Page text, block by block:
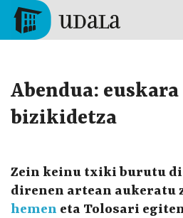
Skip to main content
Abendua: euskara
bizikidetza
Zein keinu txiki burutu
direnen artean aukeratu
hemen eta Tolosari